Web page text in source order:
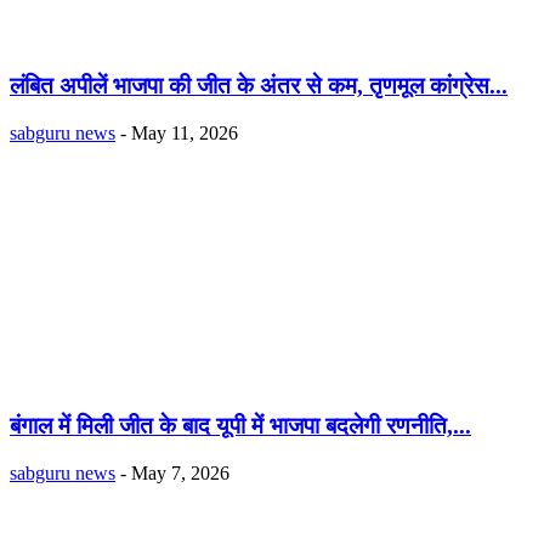
लंबित अपीलें भाजपा की जीत के अंतर से कम, तृणमूल कांग्रेस...
sabguru news - May 11, 2026
बंगाल में मिली जीत के बाद यूपी में भाजपा बदलेगी रणनीति,...
sabguru news - May 7, 2026